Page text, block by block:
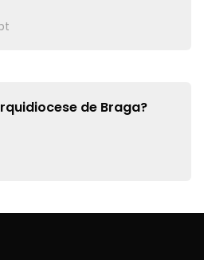
de Braga?